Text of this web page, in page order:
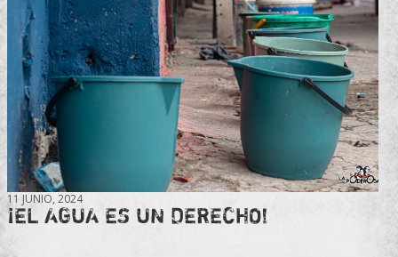
11 JUNIO, 2024
¡EL AGUA ES UN DERECHO!